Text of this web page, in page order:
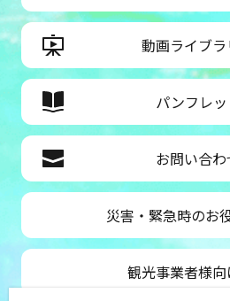
動画ライブラ
パンフレッ
お問い合わ
災害・緊急時のお
観光事業者様